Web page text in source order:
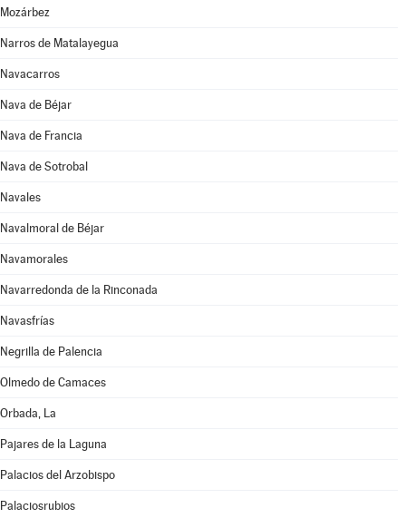
Mozárbez
Narros de Matalayegua
Navacarros
Nava de Béjar
Nava de Francia
Nava de Sotrobal
Navales
Navalmoral de Béjar
Navamorales
Navarredonda de la Rinconada
Navasfrías
Negrilla de Palencia
Olmedo de Camaces
Orbada, La
Pajares de la Laguna
Palacios del Arzobispo
Palaciosrubios